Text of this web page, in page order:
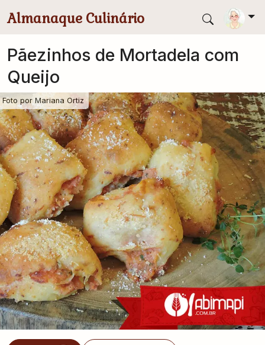
Almanaque Culinário
Pãezinhos de Mortadela com
Queijo
Foto por Mariana Ortiz